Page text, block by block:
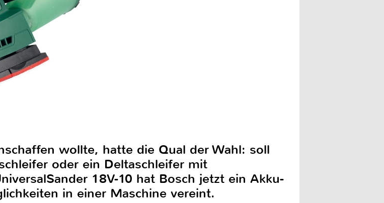
wollte, hatte die Qual der Wahl: soll
oder ein Deltaschleifer mit
18V-10 hat Bosch jetzt ein Akku-
in einer Maschine vereint.